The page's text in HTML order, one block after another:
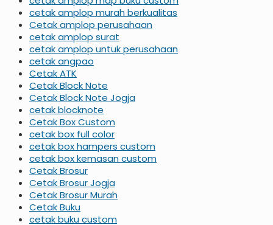
cetak amplop murah berkualitas
Cetak amplop perusahaan
cetak amplop surat
cetak amplop untuk perusahaan
cetak angpao
Cetak ATK
Cetak Block Note
Cetak Block Note Jogja
cetak blocknote
Cetak Box Custom
cetak box full color
cetak box hampers custom
cetak box kemasan custom
Cetak Brosur
Cetak Brosur Jogja
Cetak Brosur Murah
Cetak Buku
cetak buku custom